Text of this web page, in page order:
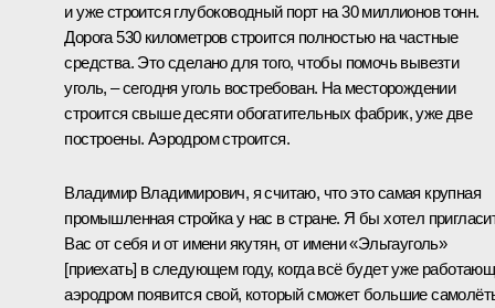
и уже строится глубоководный порт на 30 миллионов тонн.
Дорога 530 километров строится полностью на частные
средства. Это сделано для того, чтобы помочь вывезти
уголь, – сегодня уголь востребован. На месторождении
строится свыше десяти обогатительных фабрик, уже две
построены. Аэродром строится.
Владимир Владимирович, я считаю, что это самая крупная
промышленная стройка у нас в стране. Я бы хотел
Вас от себя и от имени якутян, от имени «Эльгауголь»
[приехать] в следующем году, когда всё будет уже
аэродром появится свой, который сможет большие